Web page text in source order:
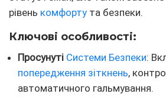
рівень комфорту та безпеки.
Ключові особливості:
Просунуті Системи Безпеки:
попередження зіткнень,
автоматичного гальмування.